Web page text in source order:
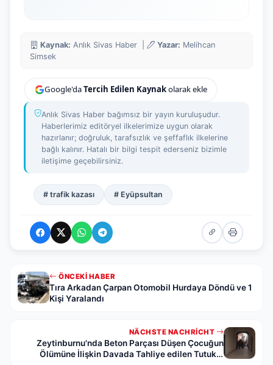
Kaynak: Anlık Sivas Haber | Yazar: Melihcan
Simsek
Google'daTercih Edilen Kaynakolarak ekle
Anlık Sivas Haber bağımsız bir yayın kuruluşudur.
Haberlerimiz editöryel ilkelerimize uygun olarak
hazırlanır; doğruluk, tarafsızlık ve şeffaflık ilkelerine
bağlı kalınır. Hatalı bir bilgi tespit ederseniz bizimle
iletişime geçebilirsiniz.
# trafik kazası # Eyüpsultan
ÖNCEKI HABER
Tıra Arkadan Çarpan Otomobil Hurdaya Döndü ve 1
Kişi Yaralandı
NÄCHSTE NACHRICHT
Zeytinburnu'nda Beton Parçası Düşen Çocuğun
Ölümüne İlişkin Davada Tahliye edilen Tutuklu